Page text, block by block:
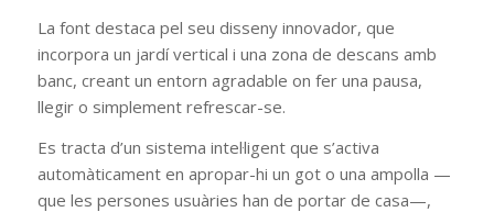
La font destaca pel seu disseny innovador, que
incorpora un jardí vertical i una zona de descans amb
banc, creant un entorn agradable on fer una pausa,
llegir o simplement refrescar-se.
Es tracta d’un sistema intel·ligent que s’activa
automàticament en apropar-hi un got o una ampolla —
que les persones usuàries han de portar de casa—,